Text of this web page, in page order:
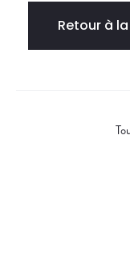
Retour à